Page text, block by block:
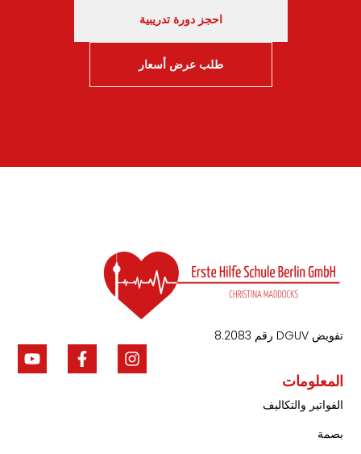
احجز دورة تدريبية
طلب عرض أسعار
تفويض DGUV رقم 8.2083
المعلومات
الفواتير والتكاليف
بصمة